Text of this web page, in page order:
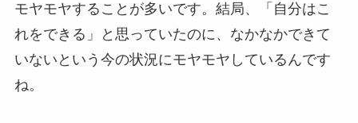
モヤモヤすることが多いです。結局、「自分はこ
れをできる」と思っていたのに、なかなかできて
いないという今の状況にモヤモヤしているんです
ね。